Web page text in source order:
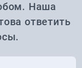
Наша
ответить